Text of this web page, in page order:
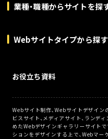
業種・職種からサイトを探
Webサイトタイプから探す
お役立ち資料
Webサイト制作、Webサイトデザイン
ビスサイト、メディアサイト、ランデ
めたWebデザインギャラリーサイト
ションをデザインする上で、Webマー